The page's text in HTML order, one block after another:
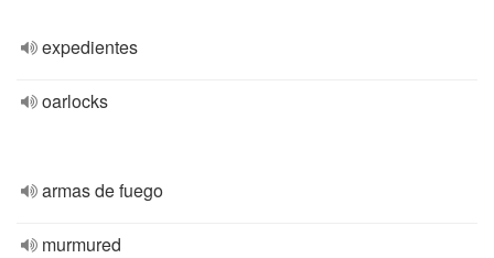
expedientes
oarlocks
armas de fuego
murmured